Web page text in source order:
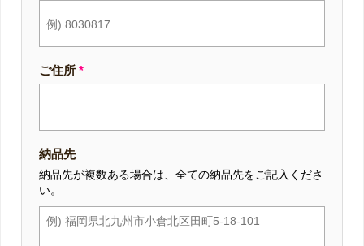
ご住所*
納品先
納品先が複数ある場合は、全ての納品先をご記入くださ
い。